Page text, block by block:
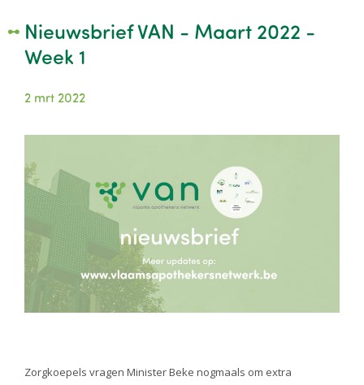
Nieuwsbrief VAN - Maart 2022 -
Week 1
2 mrt 2022
Zorgkoepels vragen Minister Beke nogmaals om extra